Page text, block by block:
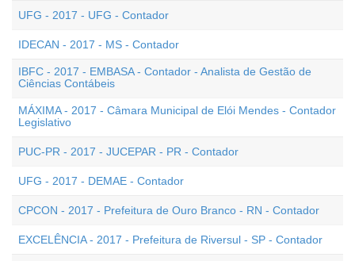
UFG - 2017 - UFG - Contador
IDECAN - 2017 - MS - Contador
IBFC - 2017 - EMBASA - Contador - Analista de Gestão de
Ciências Contábeis
MÁXIMA - 2017 - Câmara Municipal de Elói Mendes - Contador
Legislativo
PUC-PR - 2017 - JUCEPAR - PR - Contador
UFG - 2017 - DEMAE - Contador
CPCON - 2017 - Prefeitura de Ouro Branco - RN - Contador
EXCELÊNCIA - 2017 - Prefeitura de Riversul - SP - Contador